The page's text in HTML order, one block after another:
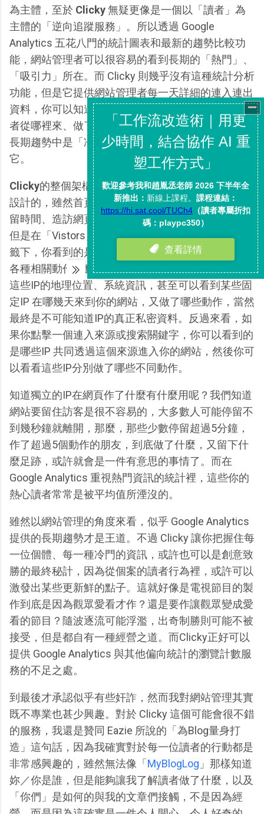
為主體，至於 Clicky無疑更像是一個以「讀者」為
主體的「逆向追蹤服務」。所以透過 Google
Analytics 五花八門的統計圖表和最新的趨勢比較功
能，網站管理者可以很容易的看到長期的「熱門」、
「吸引力」所在。而 Clicky 則幾乎沒有這種統計分析
功能，但是它提供網站管理者每一天詳細的連入連出
資料，你可以知道「每一個」進出你網站的動作，讀
者從哪裡來、做了什麼、往哪裡去，這些動作可能在
長期趨勢中是「冷門的」，但是或許你也不應該忽略
它。
Clicky的整個架構是以「Vistors」的訪客IP為主體來
設計的，雖然首頁你看到的還是來訪量、瀏覽數、停
留時間、造訪網頁、連入來源、搜尋關鍵字等資訊，
但是在「Vistors」、「Action」與「Spy」的頁面標
籤下，你看到的是每一個IP在你網站停留期間所作的
各種相關動作，點擊獨立的 IP 位址後，你可以知道
這些IP的地理位置、系統資訊，甚至可以看到某些固
定IP 在哪幾天來到你的網站，又做了哪些動作，當然
最終是不可能知道IP的真正私密資料。反過來看，如
果你點擊一個連入來源或搜索關鍵字，你可以看到的
是哪些IP 共同透過這個來源進入你的網站，然後你可
以看看這些IP分別做了哪些不同動作。
知道獨立的IP在網頁作了什麼有什麼用呢？我們知道
網站要留住訪客是很不容易的，大多數人可能停留不
到幾秒鐘就離開，那麼，那些少數停留超過5分鐘，
作了超過5個動作的朋友，到底做了什麼，又留下什
麼足跡，或許就會是一件有意思的事情了。而在
Google Analytics 重視熱門資訊的統計裡，這些你的
熱心讀者常常是被平均值所湮沒的。
雖然以網站管理的角度來看，似乎 Google Analytics
提供的長期趨勢才是王道。不過 Clicky 讓你把握住每
一位個體、每一種冷門的資訊，或許也可以是創意致
勝的最終秘計，因為從個案的讀者行為裡，或許可以
激發出某些更新鮮的點子。這就好像是電視節目的製
作到底是因為觀眾愛看才作？還是要作讓觀眾變成愛
看的節目？隨波逐流可能浮濫，出奇制勝則可能不被
接受，但是都自有一種經營之道。而Clicky正好可以
提供 Google Analytics 與其他偏向統計的瀏覽計數服
務的不足之處。
到最後才承認似乎有些奸詐，然而我對網站管理其實
既不專業也甚少興趣。對於 Clicky 這個可能會很不錯
的服務，我還是贊同 Eazie 所說的「為Blog量身打
造」這句話，因為我確實對於每一位讀者的行動都是
非常感興趣的，雖然無法像「 MyBlogLog 」那樣知道
妳／你是誰，但是能夠讓我了解讀者做了什麼，以及
「你們」是如何的與我的文章們接觸，不是因為經